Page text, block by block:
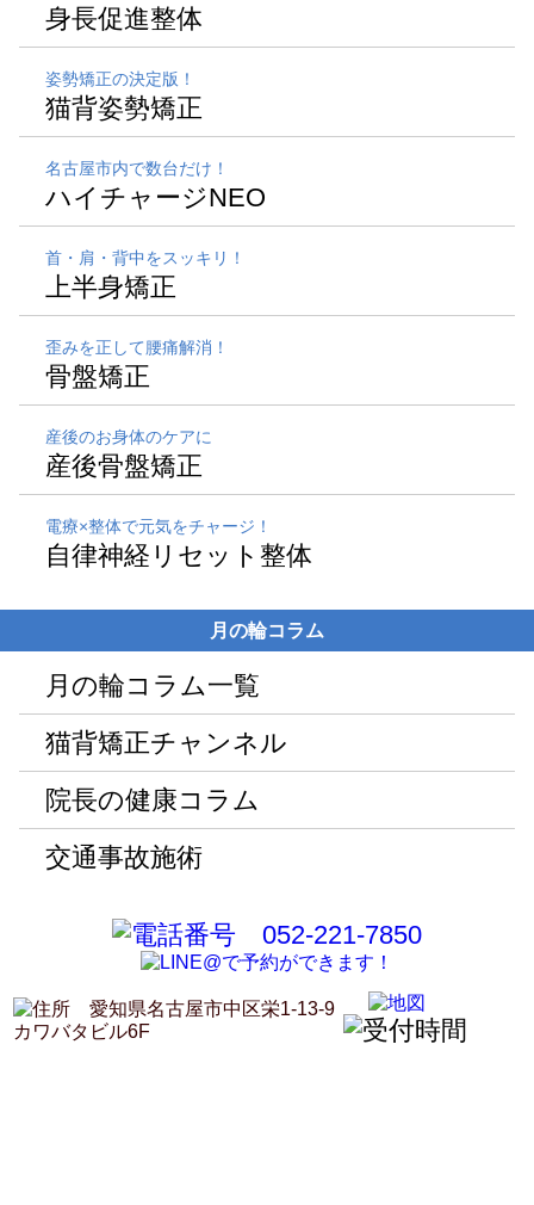
身長促進整体
姿勢矯正の決定版！
猫背姿勢矯正
名古屋市内で数台だけ！
ハイチャージNEO
首・肩・背中をスッキリ！
上半身矯正
歪みを正して腰痛解消！
骨盤矯正
産後のお身体のケアに
産後骨盤矯正
電療×整体で元気をチャージ！
自律神経リセット整体
月の輪コラム
月の輪コラム一覧
猫背矯正チャンネル
院長の健康コラム
交通事故施術